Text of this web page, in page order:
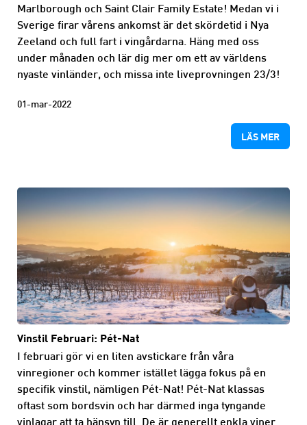
Marlborough och Saint Clair Family Estate! Medan vi i
Sverige firar vårens ankomst är det skördetid i Nya
Zeeland och full fart i vingårdarna. Häng med oss
under månaden och lär dig mer om ett av världens
nyaste vinländer, och missa inte liveprovningen 23/3!
01-mar-2022
LÄS MER
Vinstil Februari: Pét-Nat
I februari gör vi en liten avstickare från våra
vinregioner och kommer istället lägga fokus på en
specifik vinstil, nämligen Pét-Nat! Pét-Nat klassas
oftast som bordsvin och har därmed inga tyngande